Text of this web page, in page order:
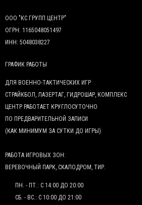
ООО "КС ГРУПП ЦЕНТР"
ОГРН: 1165048051497
ИНН: 5048038227
ГРАФИК РАБОТЫ
ДЛЯ ВОЕННО-ТАКТИЧЕСКИХ ИГР
СТРАЙКБОЛ, ЛАЗЕРТАГ, ГИДРОШАР, КОМПЛЕКС
ЦЕНТР РАБОТАЕТ КРУГЛОСУТОЧНО
ПО ПРЕДВАРИТЕЛЬНОЙ ЗАПИСИ
(КАК МИНИМУМ ЗА СУТКИ ДО ИГРЫ)
РАБОТА ИГРОВЫХ ЗОН:
ВЕРЕВОЧНЫЙ ПАРК, СКАЛОДРОМ, ТИР.
ПН. - ПТ.: С 14:00 ДО 20:00
СБ. - ВС.: С 10:00 ДО 21:00